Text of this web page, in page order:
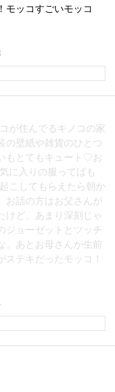
モッコすごいモッコ
が住んでるキノコの家
の壁紙や雑貨のひとつ
もとてもキュート♡お
に入りの服ってばも
こしてもらえたら朝か
お話の方はお父さんが
けど、あまり深刻じゃ
ジョーゼットとツッチ
。あとお母さんが生前
ステキだったモッコ！